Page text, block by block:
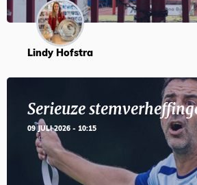
Lindy Hofstra
Serieuze
09 JULI 2026 - 10:15